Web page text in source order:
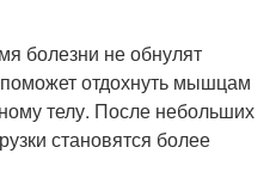
болезни не обнулят
поможет отдохнуть мышцам
телу. После небольших
становятся более